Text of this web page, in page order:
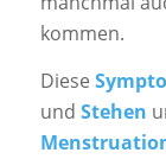
kommen.
Diese
und Stehen